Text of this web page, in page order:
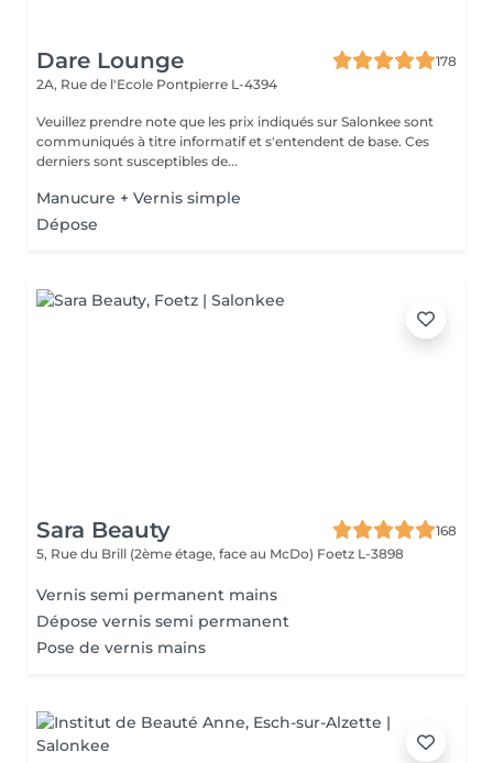
Dare Lounge
178
2A, Rue de l'Ecole Pontpierre L-4394
Veuillez prendre note que les prix indiqués sur Salonkee sont
communiqués à titre informatif et s'entendent de base. Ces
derniers sont susceptibles de...
Manucure + Vernis simple
Dépose
Sara Beauty
168
5, Rue du Brill (2ème étage, face au McDo) Foetz L-3898
Vernis semi permanent mains
Dépose vernis semi permanent
Pose de vernis mains